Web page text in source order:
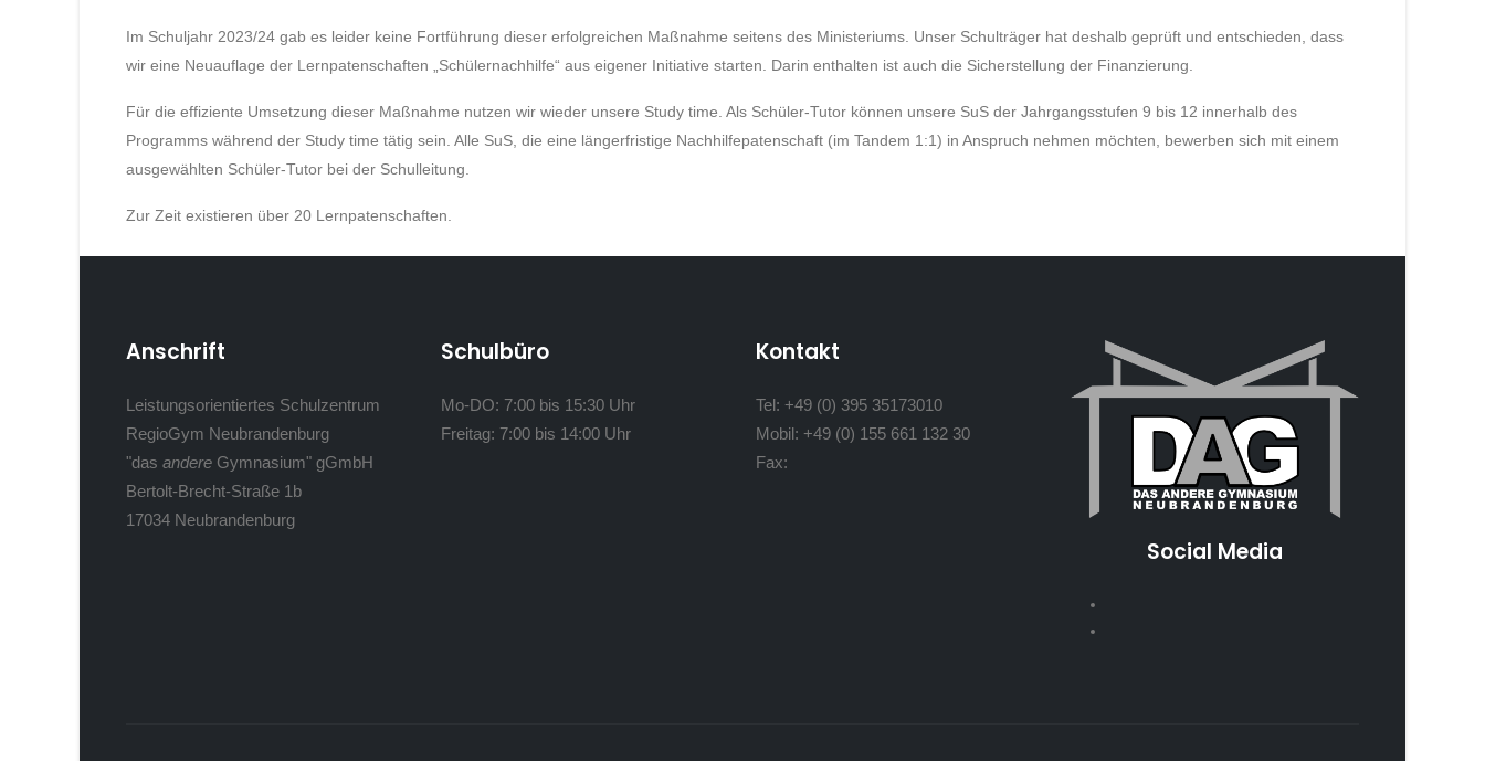
Im Schuljahr 2023/24 gab es leider keine Fortführung dieser erfolgreichen Maßnahme seitens des Ministeriums. Unser Schulträger hat deshalb geprüft und entschieden, dass
wir eine Neuauflage der Lernpatenschaften „Schülernachhilfe“ aus eigener Initiative starten. Darin enthalten ist auch die Sicherstellung der Finanzierung.
Für die effiziente Umsetzung dieser Maßnahme nutzen wir wieder unsere Study time. Als Schüler-Tutor können unsere SuS der Jahrgangsstufen 9 bis 12 innerhalb des
Programms während der Study time tätig sein. Alle SuS, die eine längerfristige Nachhilfepatenschaft (im Tandem 1:1) in Anspruch nehmen möchten, bewerben sich mit einem
ausgewählten Schüler-Tutor bei der Schulleitung.
Zur Zeit existieren über 20 Lernpatenschaften.
Anschrift
Leistungsorientiertes Schulzentrum
RegioGym Neubrandenburg
"das andere Gymnasium" gGmbH
Bertolt-Brecht-Straße 1b
17034 Neubrandenburg
Schulbüro
Mo-DO: 7:00 bis 15:30 Uhr
Freitag: 7:00 bis 14:00 Uhr
Kontakt
Tel: +49 (0) 395 35173010
Mobil: +49 (0) 155 661 132 30
Fax:
Social Media